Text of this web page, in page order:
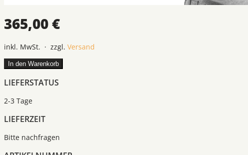
365,00 €
inkl. MwSt. · zzgl. Versand
In den Warenkorb
LIEFERSTATUS
2-3 Tage
LIEFERZEIT
Bitte nachfragen